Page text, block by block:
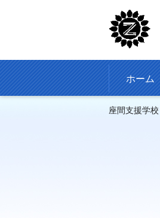
ホーム
座間支援学校